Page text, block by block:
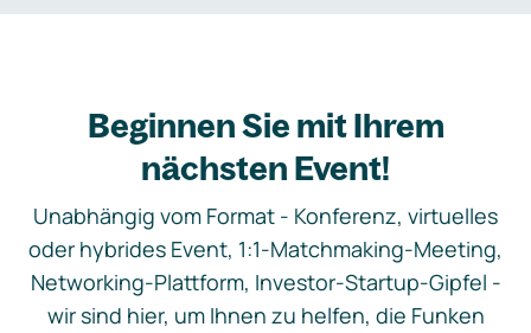
Beginnen Sie mit Ihrem
nächsten Event!
Unabhängig vom Format - Konferenz, virtuelles
oder hybrides Event, 1:1-Matchmaking-Meeting,
Networking-Plattform, Investor-Startup-Gipfel -
wir sind hier, um Ihnen zu helfen, die Funken